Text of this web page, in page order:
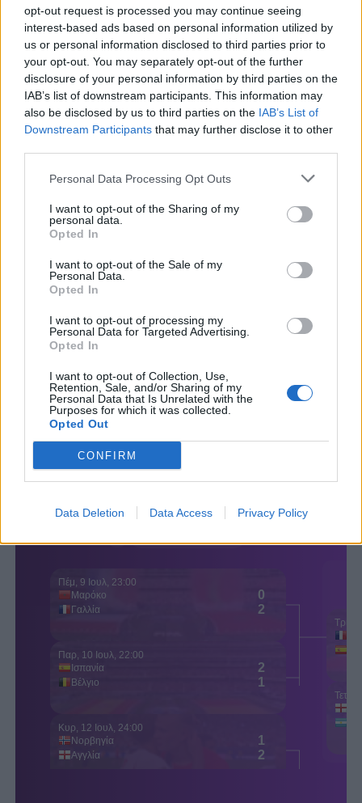
opt-out request is processed you may continue seeing
interest-based ads based on personal information utilized by
us or personal information disclosed to third parties prior to
your opt-out. You may separately opt-out of the further
disclosure of your personal information by third parties on the
IAB’s list of downstream participants. This information may
also be disclosed by us to third parties on the IAB’s List of
Downstream Participants that may further disclose it to other
Personal Data Processing Opt Outs
I want to opt-out of the Sharing of my
personal data.
Opted In
I want to opt-out of the Sale of my
Personal Data.
Opted In
I want to opt-out of processing my
Personal Data for Targeted Advertising.
Opted In
I want to opt-out of Collection, Use,
Retention, Sale, and/or Sharing of my
Personal Data that Is Unrelated with the
Purposes for which it was collected.
Opted Out
CONFIRM
Data Deletion Data Access Privacy Policy
από τα παράθυρα του λεωφορείου.
Μάλιστα, ο Χρήστος Μπελεβώνης, παιδί του
Παναιτωλικού από τα γεννοφάσκια του,
ανέβασε στα κοινωνικά δίκτυα ένα σύντομο
βίντεο. Η οπτική του… πώς το έζησαν οι